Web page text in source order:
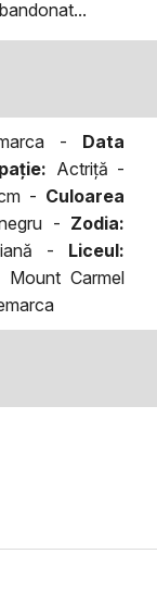
- Data
Actriță -
- Culoarea
- Zodia:
- Liceul:
Mount Carmel